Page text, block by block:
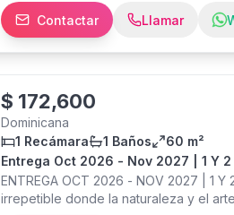
- Área de Juegos para Niños - 2
Piscina - Ciclovia - Cancha de padel -
Contactar Llamar
$ 172,600
Dominicana
1 Recámara
1 Baños
60 m²
Entrega Oct 2026 - Nov 2027 | 1 Y
ENTREGA OCT 2026 - NOV 2027 | 1
irrepetible donde la naturaleza y el